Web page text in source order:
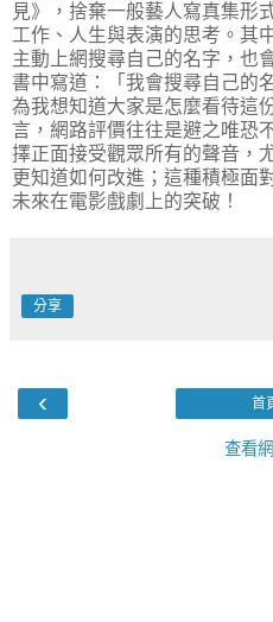
見》，捨棄一般藝人寫真集形
工作、人生與表演的思考。其
主動上網搜尋自己的名字，也
書中寫道：「我會搜尋自己的
為我想知道大家是怎麼看待這
言，網路評價往往是避之唯恐
擇正面接受觀眾所有的聲音，
更知道如何改進；這種積極面
未來在電影戲劇上的突破！
分享
‹ 首
查看